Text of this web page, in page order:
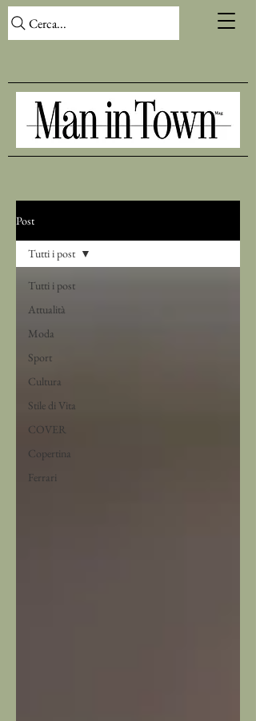
Cerca...
Post
Tutti i post
Attualità
Moda
Sport
Cultura
Stile di Vita
COVER
Copertina
Ferrari
Tutti i post